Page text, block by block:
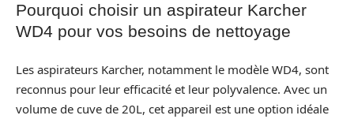
Pourquoi choisir un aspirateur Karcher
WD4 pour vos besoins de nettoyage
Les aspirateurs Karcher, notamment le modèle WD4, sont
reconnus pour leur efficacité et leur polyvalence. Avec un
volume de cuve de 20L, cet appareil est une option idéale